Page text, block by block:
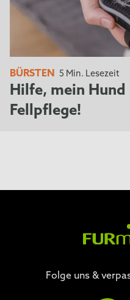
BÜRSTEN 5 Min. Lesezeit
Hilfe, mein Hund
Fellpflege!
Folge uns &